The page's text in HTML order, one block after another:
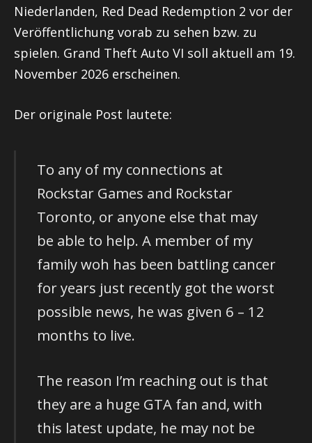
Niederlanden, Red Dead Redemption 2 vor der
Veröffentlichung vorab zu sehen bzw. zu
spielen. Grand Theft Auto VI soll aktuell am 19.
November 2026 erscheinen.
Der originale Post lautete:
To any of my connections at
Rockstar Games and Rockstar
Toronto, or anyone else that may
be able to help. A member of my
family woh has been battling cancer
for years just recently got the worst
possible news, he was given 6 – 12
months to live.
The reason I’m reaching out is that
they are a huge GTA fan and, with
this latest update, he may not be